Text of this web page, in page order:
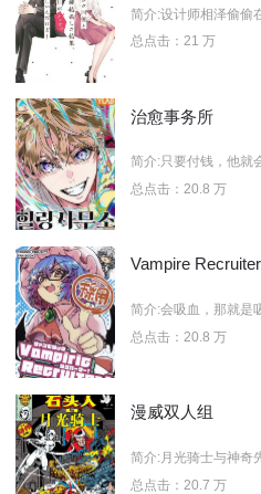
简介:设计师相泽偷偷
总点击：21 万
治愈事务所
简介:只要付钱，他就
总点击：20.8 万
Vampire Recruiter
简介:会吸血，那就是
总点击：20.8 万
漫威双人组
简介:月光骑士与神奇
总点击：20.7 万